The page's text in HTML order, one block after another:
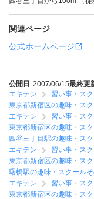
関連ページ
公式ホームページ
公開日 2007/06/15最終更
エキテン
習い事・ス
東京都新宿区の趣味・ス
エキテン
習い事・ス
東京都新宿区の趣味・ス
四谷三丁目駅の趣味・ス
エキテン
習い事・ス
東京都新宿区の趣味・ス
曙橋駅の趣味・スクール
エキテン
習い事・ス
東京都新宿区の趣味・ス